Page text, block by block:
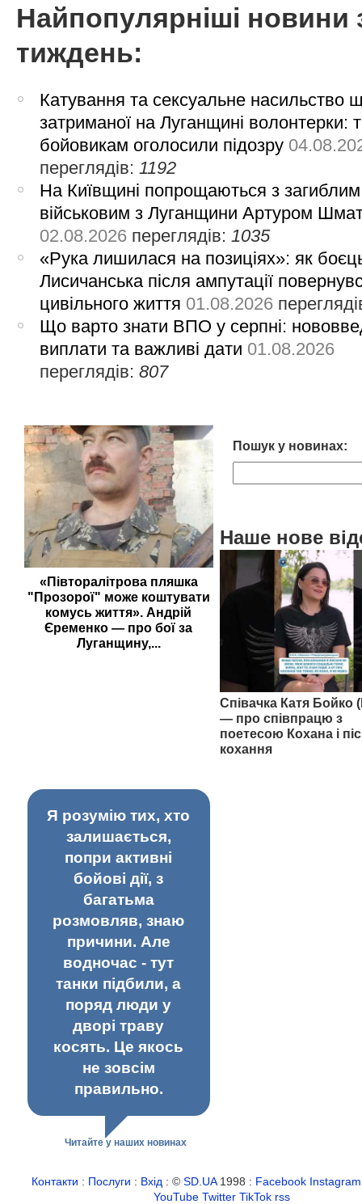
Найпопулярніші новини
тиждень:
Катування та сексуальне насильство
затриманої на Луганщині волонтерки:
бойовикам оголосили підозру
переглядів: 1192
На Київщині попрощаються з загиблим
військовим з Луганщини Артуром
02.08.2026 переглядів: 1035
«Рука лишилася на позиціях»: як
Лисичанська після ампутації
цивільного життя 01.08.2026
Що варто знати ВПО у серпні:
виплати та важливі дати 01.08.2026
переглядів:807
«Півторалітрова пляшка
"Прозорої" може коштувати
комусь життя». Андрій
Єременко — про бої за
Луганщину,...
Пошук у новинах:
Наше нове
Співачка Катя Бойко
— про співпрацю з
поетесою Кохана і
кохання
Я розумію тих, хто
залишається,
попри активні
бойові дії, з
багатьма
розмовляв, знаю
причини. Але
водночас - тут
танки підбили, а
поряд люди у
дворі траву
косять. Це якось
не зовсім
правильно.
Читайте у наших новинах
Контакти : Послуги : Вхід : ©SD.UA1998 : Facebook Instagram
YouTube Twitter TikTok rss